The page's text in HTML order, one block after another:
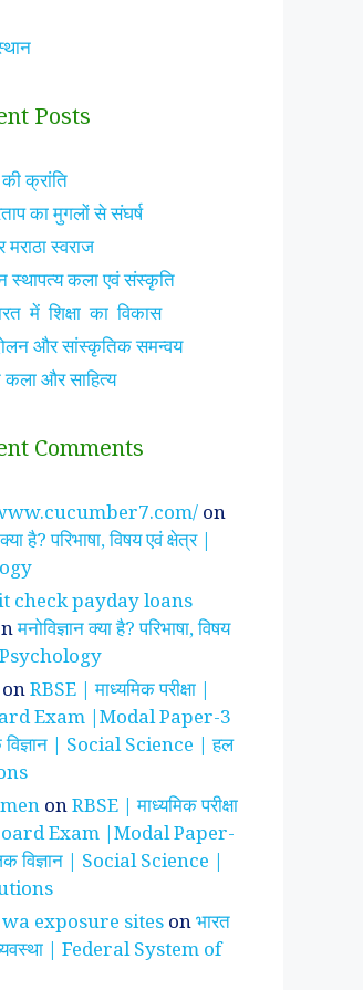
सुनीता विलियम्स ~
भारतीय मूल की अन्तरिक्ष
यात्री
Posts
क्रांति
का मुगलों से संघर्ष
स्वराज
स्थापत्य कला एवं संस्कृति
में शिक्षा का विकास
और सांस्कृतिक समन्वय
कला और साहित्य
Comments
on
है? परिभाषा, विषय एवं क्षेत्र |
check payday loans
मनोविज्ञान क्या है? परिभाषा, विषय
Psychology
onRBSE | माध्यमिक परीक्षा |
Exam |Modal Paper-3
विज्ञान | Social Science | हल
onRBSE | माध्यमिक परीक्षा
Exam |Modal Paper-
विज्ञान | Social Science |
exposure sites onभारत
| Federal System of